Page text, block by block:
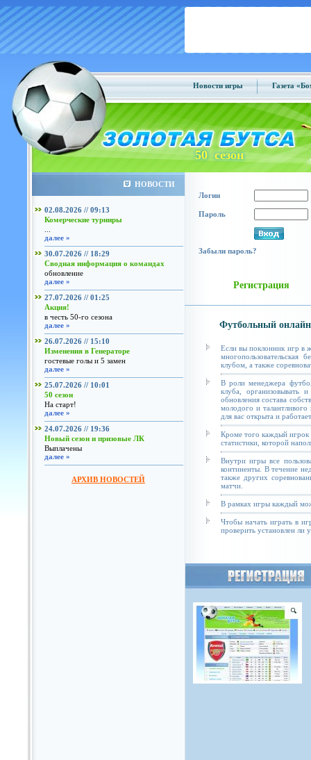
Новости игры Газета
50 сезон
НОВОСТИ
02.08.2026 // 09:13
Комерческие турниры
далее »
30.07.2026 // 18:29
Сводная информация о командах
обновление
далее »
27.07.2026 // 01:25
Акция!
в честь 50-го сезона
далее »
26.07.2026 // 15:10
Изменения в Генераторе
гостевые голы и 5 замен
далее »
25.07.2026 // 10:01
50 сезон
На старт!
далее »
24.07.2026 // 19:36
Новый сезон и призовые ЛК
Выплачены
далее »
АРХИВ НОВОСТЕЙ
Логин
Пароль
Забыли пароль?
Регистрация
Футбольный
Если вы поклонник игр в
клубом, а также
В роли менеджера
клуба, организовывать
обновления состава
молодого и талантливого
для вас открыта и
Кроме того каждый игрок
статистики, которой
Внутри игры все
континенты. В течение
также других
матчи.
В рамках игры каждый
Чтобы начать играть в
проверить установлен ли